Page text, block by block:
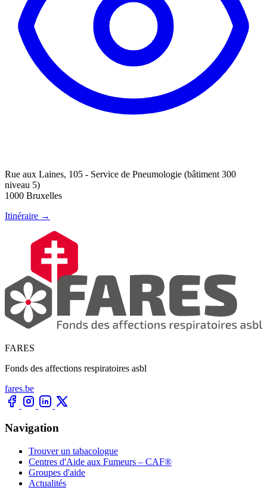
Rue aux Laines, 105 - Service de Pneumologie (bâtiment 300
niveau 5)
1000 Bruxelles
Itinéraire →
FARES
Fonds des affections respiratoires asbl
fares.be
Navigation
Trouver un tabacologue
Centres d'Aide aux Fumeurs – CAF®
Groupes d'aide
Actualités